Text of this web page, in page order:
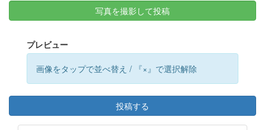
写真を撮影して投稿
プレビュー
画像をタップで並べ替え / 『×』で選択解除
投稿する